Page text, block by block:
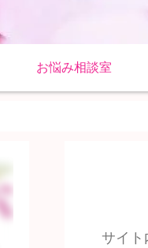
お悩み相談室